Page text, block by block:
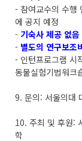
- 참여교수의 수행
에 공지 예정
- 기숙사 제공 없음
- 별도의 연구보조
- 인턴프로그램 시
동물실험기법워크
9. 문의: 서울의대
10. 주최 및 후원:
학